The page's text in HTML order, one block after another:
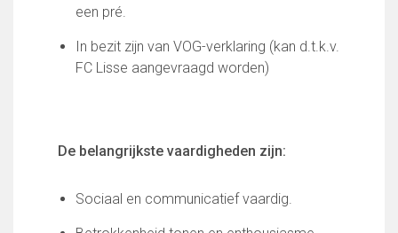
een pré.
In bezit zijn van VOG-verklaring (kan d.t.k.v.
FC Lisse aangevraagd worden)
De belangrijkste vaardigheden zijn:
Sociaal en communicatief vaardig.